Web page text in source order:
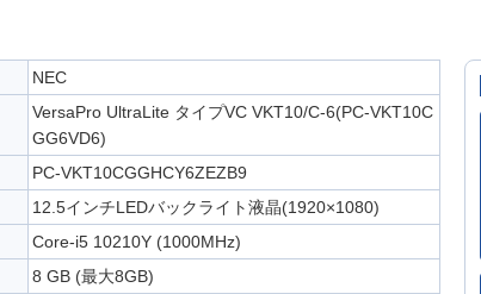
NEC
VersaPro UltraLite タイプVC VKT10/C-6(PC-VKT10C
GG6VD6)
PC-VKT10CGGHCY6ZEZB9
12.5インチLEDバックライト液晶(1920×1080)
Core-i5 10210Y (1000MHz)
8 GB (最大8GB)